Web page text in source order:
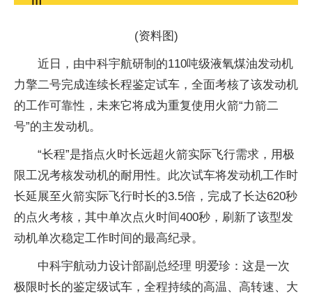
(资料图)
近日，由中科宇航研制的110吨级液氧煤油发动机
力擎二号完成连续长程鉴定试车，全面考核了该发动机
的工作可靠性，未来它将成为重复使用火箭“力箭二
号”的主发动机。
“长程”是指点火时长远超火箭实际飞行需求，用极
限工况考核发动机的耐用性。此次试车将发动机工作时
长延展至火箭实际飞行时长的3.5倍，完成了长达620秒
的点火考核，其中单次点火时间400秒，刷新了该型发
动机单次稳定工作时间的最高纪录。
中科宇航动力设计部副总经理 明爱珍：这是一次
极限时长的鉴定级试车，全程持续的高温、高转速、大